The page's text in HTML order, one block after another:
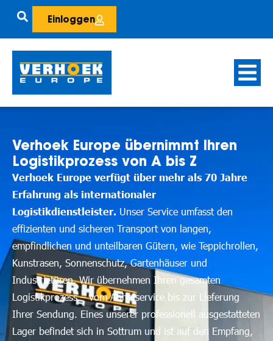
Einloggen
Verhoek Europe übernimmt Ihren
Logistikprozess von A bis Z
Verhoek Europe verfügt über mehr als 70 Jahre
Erfahrung als internationaler
Logistikdienstleister. Unser Service umfasst den
effizienten und sicheren Transport von langen,
empfindlichen und unteilbaren Gütern, wie Teppichrollen,
Kunstrasen, Sonnenschutz, Gartenhäuser und
Industrietüren. Wir übernehmen Ihren gesamten
Logistikprozess – vom Abholservice bis zur Lieferung
Ihrer Sendung. Eines unserer professionell ausgestatteten
Lager befindet sich in Sottrum und ist auf den Empfang,